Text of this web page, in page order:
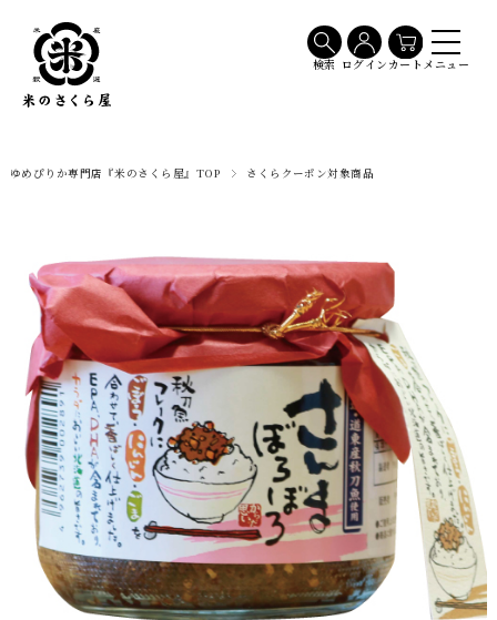
検索 ログイン カート メニュー
ゆめぴりか専門店『米のさくら屋』TOP さくらクーポン対象商品